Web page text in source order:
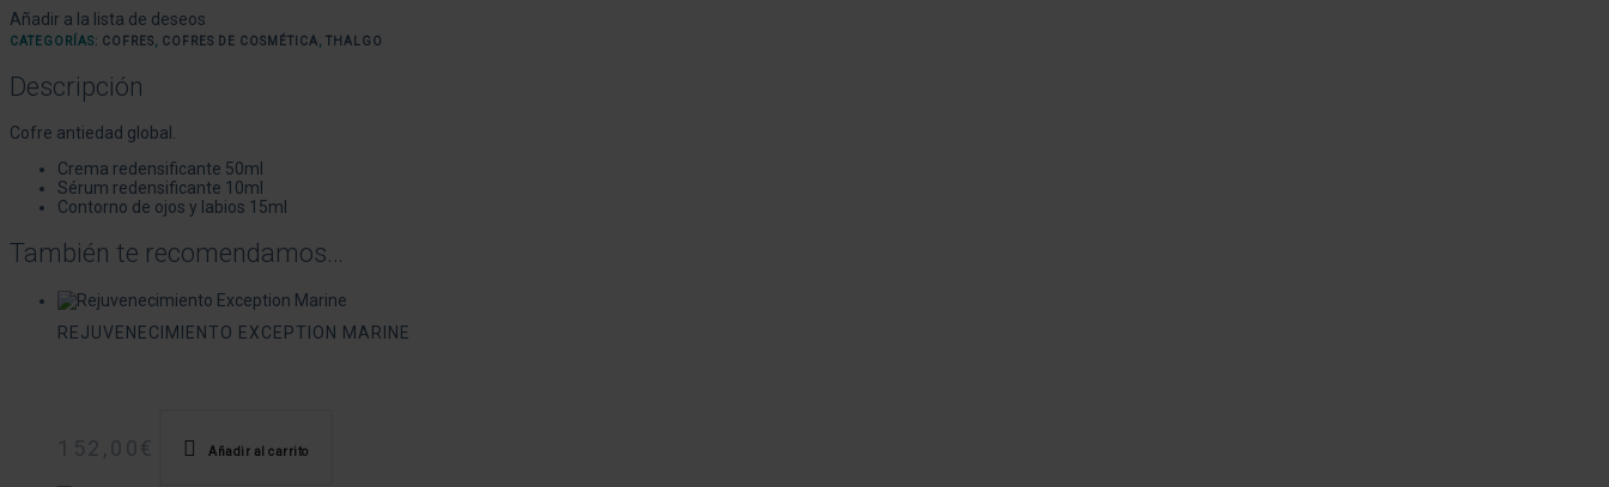
Añadir a la lista de deseos
CATEGORÍAS: COFRES, COFRES DE COSMÉTICA, THALGO
Descripción
Cofre antiedad global.
Crema redensificante 50ml
Sérum redensificante 10ml
Contorno de ojos y labios 15ml
También te recomendamos…
REJUVENECIMIENTO EXCEPTION MARINE
152,00€ Añadir al carrito